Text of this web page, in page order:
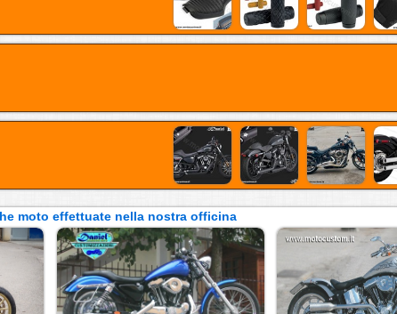
moto effettuate nella nostra officina